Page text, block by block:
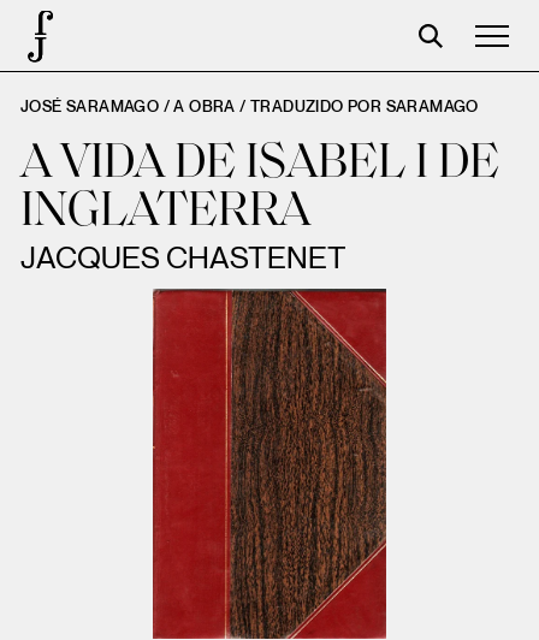
José Saramago
Programação
A Fundação
Parceiros
Centenário
Carrinho
JOSÉ SARAMAGO / A OBRA / TRADUZIDO POR SARAMAGO
A VIDA DE ISABEL I DE
INGLATERRA
JACQUES CHASTENET